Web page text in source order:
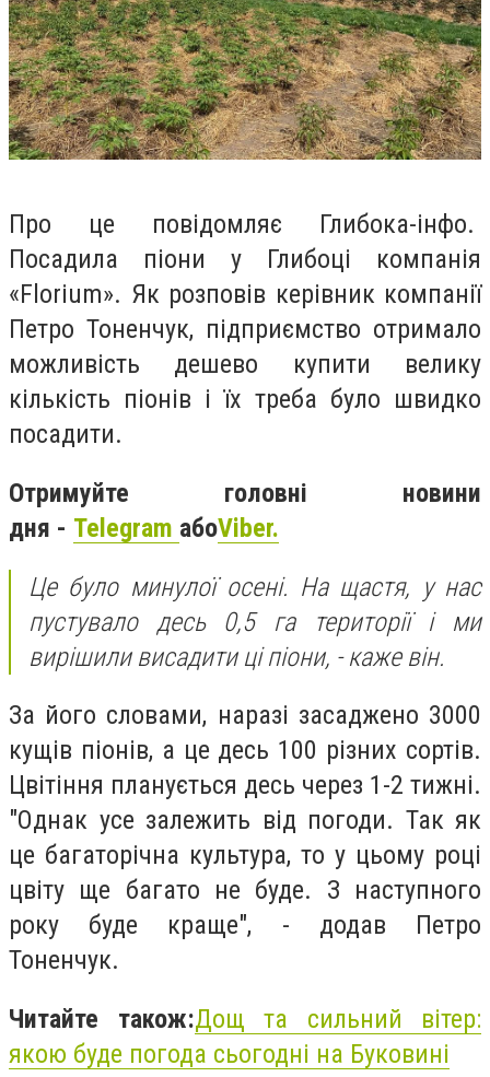
Про це повідомляє Глибока-інфо.
Посадила піони у Глибоці компанія
«Florium». Як розповів керівник компанії
Петро Тоненчук, підприємство отримало
можливість дешево купити велику
кількість піонів і їх треба було швидко
посадити.
Отримуйте головні новини
дня - Telegram абоViber.
Це було минулої осені. На щастя, у нас
пустувало десь 0,5 га території і ми
вирішили висадити ці піони, - каже він.
За його словами, наразі засаджено 3000
кущів піонів, а це десь 100 різних сортів.
Цвітіння планується десь через 1-2 тижні.
"Однак усе залежить від погоди. Так як
це багаторічна культура, то у цьому році
цвіту ще багато не буде. З наступного
року буде краще", - додав Петро
Тоненчук.
Читайте також:Дощ та сильний вітер:
якою буде погода сьогодні на Буковині